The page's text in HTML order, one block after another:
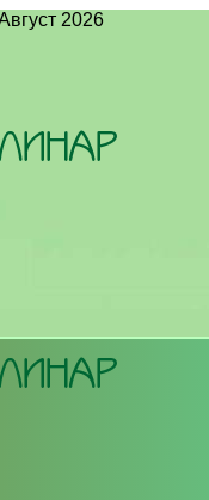
2026